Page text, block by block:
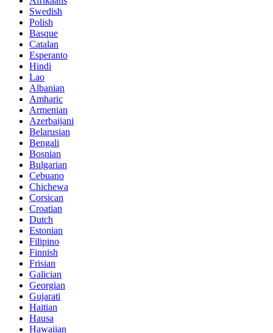
Swedish
Polish
Basque
Catalan
Esperanto
Hindi
Lao
Albanian
Amharic
Armenian
Azerbaijani
Belarusian
Bengali
Bosnian
Bulgarian
Cebuano
Chichewa
Corsican
Croatian
Dutch
Estonian
Filipino
Finnish
Frisian
Galician
Georgian
Gujarati
Haitian
Hausa
Hawaiian